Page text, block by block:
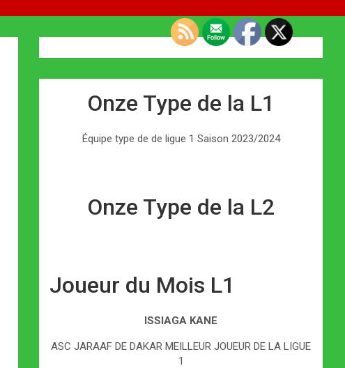
Onze Type de la L1
Équipe type de de ligue 1 Saison 2023/2024
Onze Type de la L2
Joueur du Mois L1
ISSIAGA KANE
ASC JARAAF DE DAKAR MEILLEUR JOUEUR DE LA LIGUE
1